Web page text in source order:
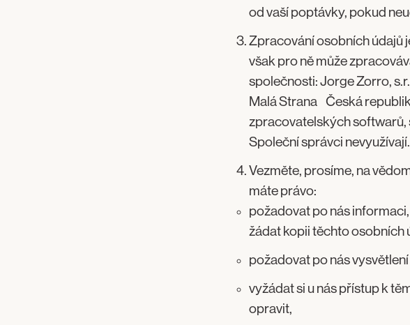
od vaší poptávky, pokud
Zpracování osobních údajů
však pro ně může
společnosti: Jorge Zorro,
Malá Strana Česká
zpracovatelských softwarů,
Společní správci nevyužívají.
Vezměte, prosíme, na
máte právo:
požadovat po nás
žádat kopii těchto osobních
požadovat po nás
vyžádat si u nás přístup k
opravit,